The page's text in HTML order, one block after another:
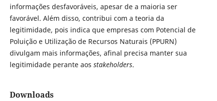
informações desfavoráveis, apesar de a maioria ser
favorável. Além disso, contribui com a teoria da
legitimidade, pois indica que empresas com Potencial de
Poluição e Utilização de Recursos Naturais (PPURN)
divulgam mais informações, afinal precisa manter sua
legitimidade perante aos stakeholders.
Downloads